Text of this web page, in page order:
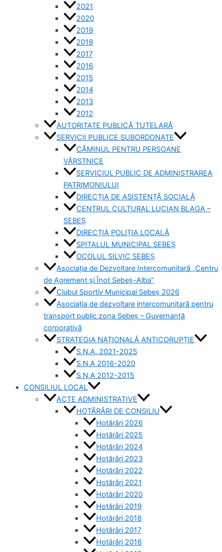
2021
2020
2019
2018
2017
2016
2015
2014
2013
2012
AUTORITATE PUBLICĂ TUTELARĂ
SERVICII PUBLICE SUBORDONATE
CĂMINUL PENTRU PERSOANE
VÂRSTNICE
SERVICIUL PUBLIC DE ADMINISTRAREA
PATRIMONIULUI
DIRECȚIA DE ASISTENȚĂ SOCIALĂ
CENTRUL CULTURAL LUCIAN BLAGA –
SEBEȘ
DIRECȚIA POLIȚIA LOCALĂ
SPITALUL MUNICIPAL SEBEȘ
OCOLUL SILVIC SEBEȘ
Asociația de Dezvoltare Intercomunitară „Centru
de Agrement și Înot Sebeș-Alba”
Clubul Sportiv Municipal Sebeș 2026
Asociația de dezvoltare intercomunitară pentru
transport public zona Sebeș – Guvernanță
corporativă
STRATEGIA NAȚIONALĂ ANTICORUPȚIE
S.N.A. 2021-2025
S.N.A 2016-2020
S.N.A 2012-2015
CONSILIUL LOCAL
ACTE ADMINISTRATIVE
HOTĂRÂRI DE CONSILIU
Hotărâri 2026
Hotărâri 2025
Hotărâri 2024
Hotărâri 2023
Hotărâri 2022
Hotărâri 2021
Hotărâri 2020
Hotărâri 2019
Hotărâri 2018
Hotărâri 2017
Hotărâri 2016